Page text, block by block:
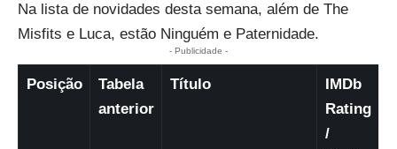
Na lista de novidades desta semana, além de The
Misfits e Luca, estão Ninguém e Paternidade.
- Publicidade -
Posição
Tabela
anterior
Título
IMDb
Rating
/